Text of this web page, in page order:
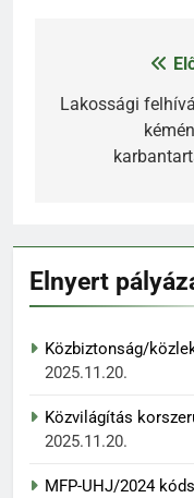
Bejegyzés
navigáció
Lakossági
Elnyert
Közbiztonság/
2025.11.20.
Közvilágítás
2025.11.20.
MFP-UHJ/2024